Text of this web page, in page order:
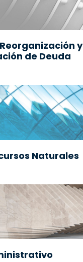
y
de Deuda
Naturales